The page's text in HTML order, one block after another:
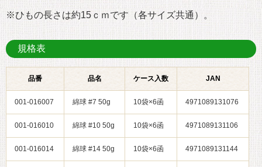
※ひもの長さは約15ｃｍです（各サイズ共通）。
規格表
品番 品名 ケース入数 JAN
001-016007 綿球 #7 50g 10袋×6函 4971089131076
001-016010 綿球 #10 50g 10袋×6函 4971089131106
001-016014 綿球 #14 50g 10袋×6函 4971089131144